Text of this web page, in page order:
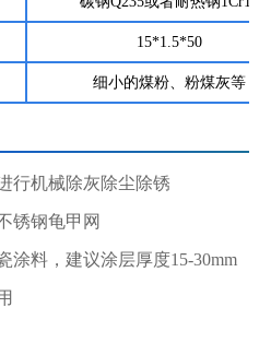
15*1.5*50
细小的煤粉、粉煤灰等
行机械除灰除尘除锈
锈钢龟甲网
涂料，建议涂层厚度15-30mm